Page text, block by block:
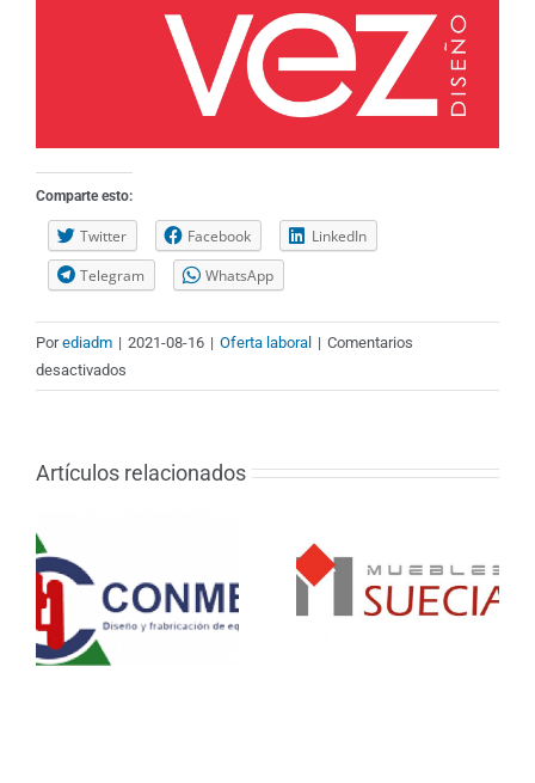
Comparte esto:
Twitter Facebook
LinkedIn
Telegram
WhatsApp
Porediadm | 2021-08-16 | Oferta laboral | Comentarios
desactivados
Jefe
Artículos relacionados